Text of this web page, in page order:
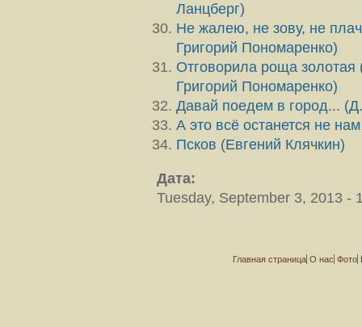
Ланцберг)
Не жалею, не зову, не
Григорий Пономаренко)
Отговорила роща
Григорий Пономаренко)
Давай поедем в город...
А это всё останется не
Псков (Евгений Клячкин)
Дата:
Tuesday, September 3, 2013 -
Главная страница О нас Фото